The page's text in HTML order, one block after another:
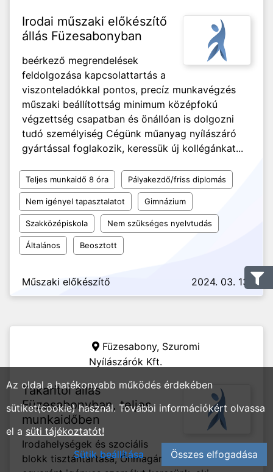
Irodai műszaki előkészítő
állás Füzesabonyban
beérkező megrendelések
feldolgozása kapcsolattartás a
viszonteladókkal pontos, precíz munkavégzés
műszaki beállítottság minimum középfokú
végzettség csapatban és önállóan is dolgozni
tudó személyiség Cégünk műanyag nyílászáró
gyártással foglakozik, keressük új kollégánkat...
Teljes munkaidő 8 óra Pályakezdő/friss diplomás
Nem igényel tapasztalatot Gimnázium
Szakközépiskola Nem szükséges nyelvtudás
Általános Beosztott
Műszaki előkészítő 2024. 03. 13.
Füzesabony, Szuromi
Nyílászárók Kft.
Takarítói állás
Füzesabonyban, teljes
munkaidőben
Irodahelységek és szociális
blokk tisztántartása, Önmagára és munkájára
Az oldal a hatékonyabb működés érdekében
sütiket(cookie) használ. További információkért olvassa
el a süti tájékoztatót!
Sütik beállítása
Összes elfogadása